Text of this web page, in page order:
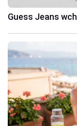
Guess Jeans